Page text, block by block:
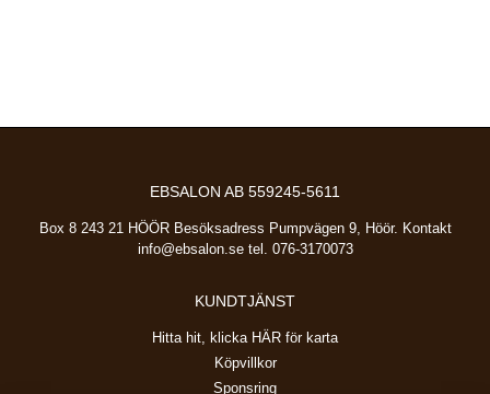
EBSALON AB 559245-5611
Box 8 243 21 HÖÖR Besöksadress Pumpvägen 9, Höör. Kontakt
info@ebsalon.setel. 076-3170073
KUNDTJÄNST
Hitta hit, klicka HÄR för karta
Köpvillkor
Sponsring